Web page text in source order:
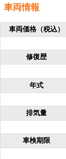
車両情報
車両価格（税込）
修復歴
年式
排気量
車検期限